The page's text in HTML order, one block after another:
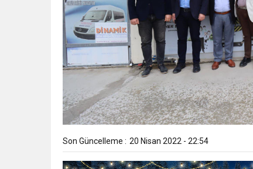
Son Güncelleme : 20 Nisan 2022 - 22:54